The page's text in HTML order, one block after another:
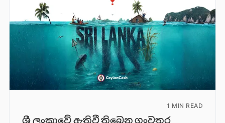
1 MIN READ
ශ්‍රී ලංකාවේ ඇතිවී තිබෙන ගංවතුර